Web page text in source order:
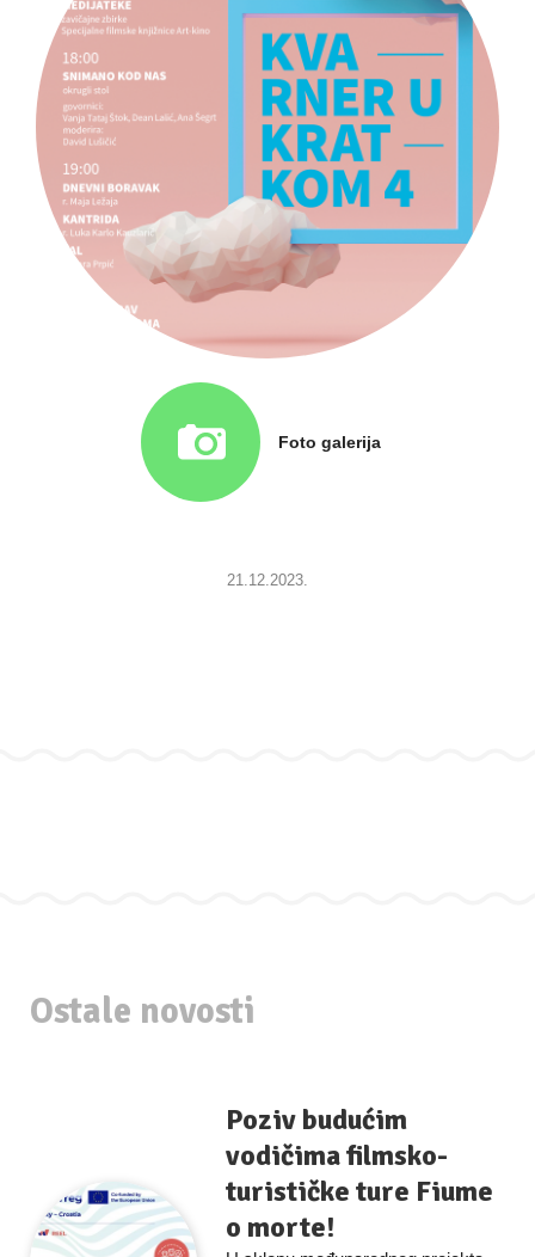
Foto galerija
21.12.2023.
Ostale novosti
Poziv budućim
vodičima filmsko-
turističke ture Fiume
o morte!